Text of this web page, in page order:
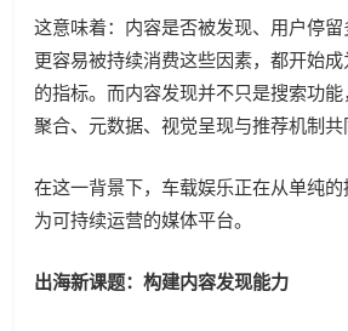
这意味着：内容是否被发现、用户停
更容易被持续消费这些因素，都开始
的指标。而内容发现并不只是搜索功
聚合、元数据、视觉呈现与推荐机制共
在这一背景下，车载娱乐正在从单纯
为可持续运营的媒体平台。
出海新课题：构建内容发现能力